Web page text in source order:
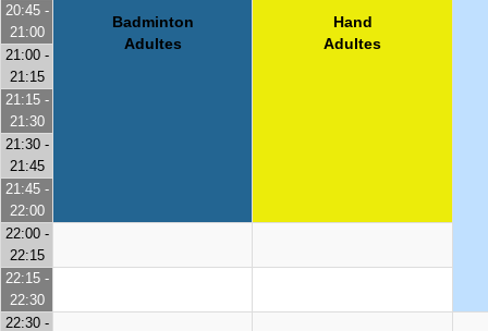
Badminton
Adultes
Hand
Adultes
20:45 -
21:00
21:00 -
21:15
21:15 -
21:30
21:30 -
21:45
21:45 -
22:00
22:00 -
22:15
22:15 -
22:30
22:30 -